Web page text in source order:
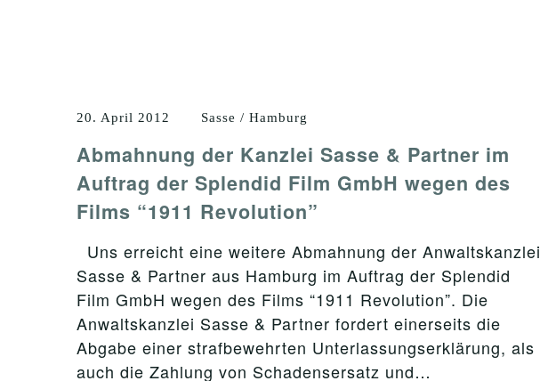
20. April 2012 Sasse / Hamburg
Abmahnung der Kanzlei Sasse & Partner im
Auftrag der Splendid Film GmbH wegen des
Films “1911 Revolution”
Uns erreicht eine weitere Abmahnung der Anwaltskanzlei
Sasse & Partner aus Hamburg im Auftrag der Splendid
Film GmbH wegen des Films “1911 Revolution”. Die
Anwaltskanzlei Sasse & Partner fordert einerseits die
Abgabe einer strafbewehrten Unterlassungserklärung, als
auch die Zahlung von Schadensersatz und…